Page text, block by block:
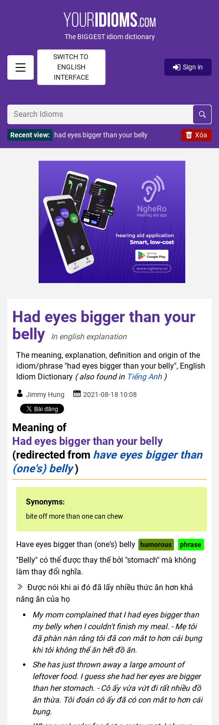
The BIGGEST idiom dictionary
SWITCH TO
ENGLISH
INTERFACE
Sign in
Xóa
Recent view: had eyes bigger than your belly
Had eyes bigger than your
belly
In english explanation
The meaning, explanation, definition and origin of the
idiom/phrase "had eyes bigger than your belly", English
Idiom Dictionary ( also found in Tiếng Anh)
Jimmy Hung 2021-08-18 10:08
Meaning of
Had eyes bigger than your belly
(redirected from have eyes bigger than
(one's) belly)
Synonyms:
bite off more than one can chew
Have eyes bigger than (one's) belly humorous phrase
"Belly" có thể được thay thế bởi "stomach" mà không
làm thay đổi nghĩa.
Được nói khi ai đó đã lấy nhiều thức ăn hơn khả
năng ăn của họ
My mom complained that I had eyes bigger than
my belly when I couldn't finish my meal. - Mẹ tôi
đã phàn nàn rằng tôi đã con mắt to hơn cái bụng
khi tôi không thể ăn hết đồ ăn.
She has just thrown away a large amount of
leftover food. I guess she had her eyes are bigger
than her stomach. - Cô ấy vừa vứt đi rất nhiều đồ
ăn thừa. Tôi đoán cô ấy đã có con mắt to hơn cái
bụng.